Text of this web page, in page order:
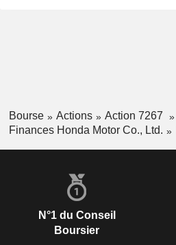
Bourse Actions
Action 7267
Finances Honda Motor Co., Ltd.
N°1 du Conseil
Boursier